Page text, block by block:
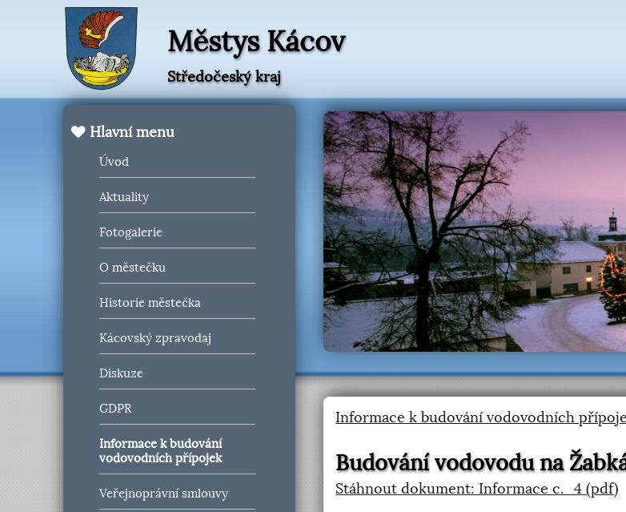
Městys Kácov
Středočeský kraj
Hlavní menu
Úvod
Aktuality
Fotogalerie
O městečku
Historie městečka
Kácovský zpravodaj
Diskuze
GDPR
Informace k budování
vodovodních přípojek
Veřejnoprávní smlouvy
Informace k budování vodovodních
Budování vodovodu na
Stáhnout dokument: Informace c._4 (pdf)